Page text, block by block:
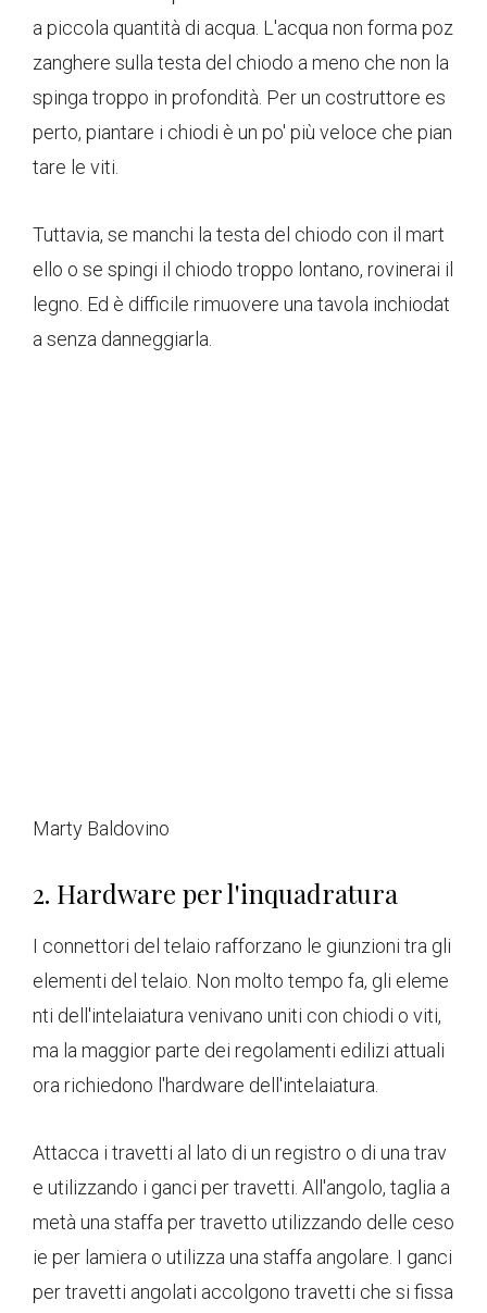
a piccola quantità di acqua. L'acqua non forma poz
zanghere sulla testa del chiodo a meno che non la
spinga troppo in profondità. Per un costruttore es
perto, piantare i chiodi è un po' più veloce che pian
tare le viti.
Tuttavia, se manchi la testa del chiodo con il mart
ello o se spingi il chiodo troppo lontano, rovinerai il
legno. Ed è difficile rimuovere una tavola inchiodat
a senza danneggiarla.
Marty Baldovino
2. Hardware per l'inquadratura
I connettori del telaio rafforzano le giunzioni tra gli
elementi del telaio. Non molto tempo fa, gli eleme
nti dell'intelaiatura venivano uniti con chiodi o viti,
ma la maggior parte dei regolamenti edilizi attuali
ora richiedono l'hardware dell'intelaiatura.
Attacca i travetti al lato di un registro o di una trav
e utilizzando i ganci per travetti. All'angolo, taglia a
metà una staffa per travetto utilizzando delle ceso
ie per lamiera o utilizza una staffa angolare. I ganci
per travetti angolati accolgono travetti che si fissa